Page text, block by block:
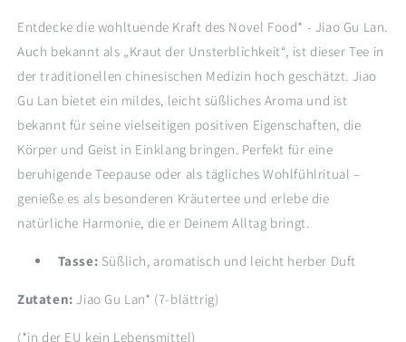
Entdecke die wohltuende Kraft des Novel Food* - Jiao Gu Lan.
Auch bekannt als „Kraut der Unsterblichkeit“, ist dieser Tee in
der traditionellen chinesischen Medizin hoch geschätzt. Jiao
Gu Lan bietet ein mildes, leicht süßliches Aroma und ist
bekannt für seine vielseitigen positiven Eigenschaften, die
Körper und Geist in Einklang bringen. Perfekt für eine
beruhigende Teepause oder als tägliches Wohlfühlritual –
genieße es als besonderen Kräutertee und erlebe die
natürliche Harmonie, die er Deinem Alltag bringt.
Tasse: Süßlich, aromatisch und leicht herber Duft
Zutaten: Jiao Gu Lan* (7-blättrig)
(*in der EU kein Lebensmittel)